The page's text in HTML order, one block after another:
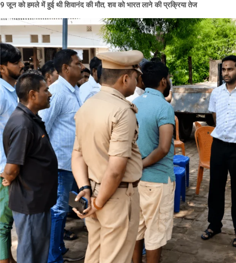
9 जून को हमले में हुई थी शिवानंद की मौत,शव को भारत लाने की प्रक्रिया तेज